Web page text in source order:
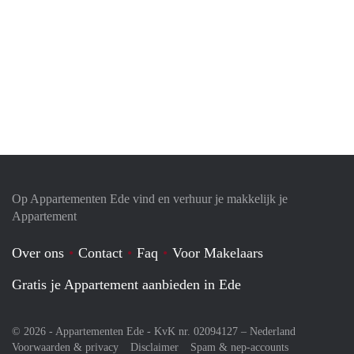
Op Appartementen Ede vind en verhuur je makkelijk je
Appartement
Over ons Contact Faq
Voor Makelaars
Gratis je Appartement aanbieden in Ede
© 2026 - Appartementen Ede - KvK nr. 02094127 – Nederland
Voorwaarden & privacy
Disclaimer Spam & nep-accounts